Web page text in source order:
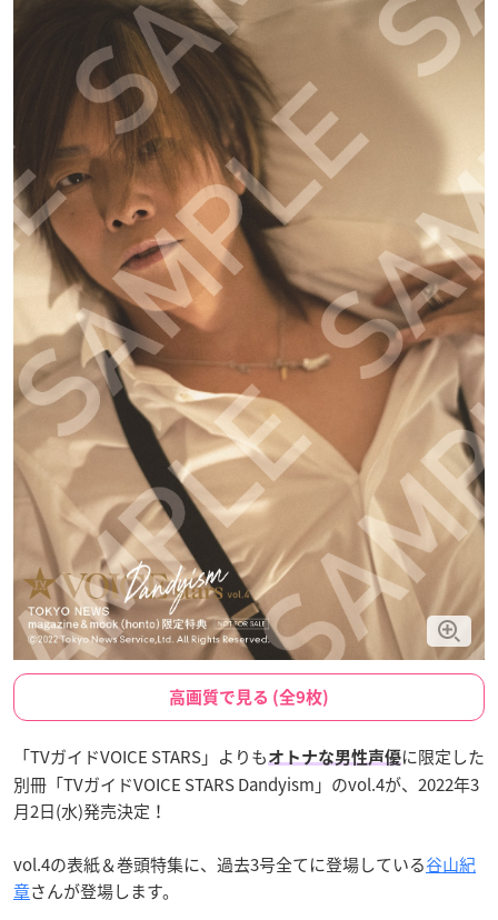
高画質で見る (全9枚)
「TVガイドVOICE STARS」よりも オトナな男性声優に限定した
別冊「TVガイドVOICE STARS Dandyism」のvol.4が、2022年3
月2日(水)発売決定！
vol.4の表紙＆巻頭特集に、過去3号全てに登場している谷山紀
章さんが登場します。